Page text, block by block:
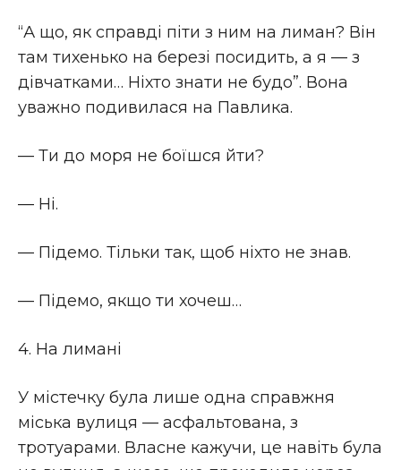
“А що, як справді піти з ним на лиман? Він
там тихенько на березі посидить, а я — з
дівчатками… Ніхто знати не будо”. Вона
уважно подивилася на Павлика.
— Ти до моря не боїшся йти?
— Ні.
— Підемо. Тільки так, щоб ніхто не знав.
— Підемо, якщо ти хочеш…
4. На лимані
У містечку була лише одна справжня
міська вулиця — асфальтована, з
тротуарами. Власне кажучи, це навіть була